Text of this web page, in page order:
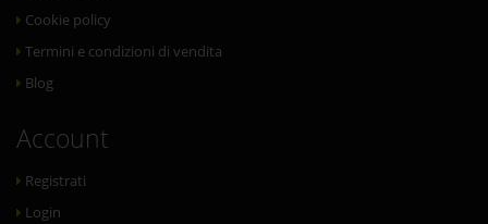
Cookie policy
Termini e condizioni di vendita
Blog
Account
Registrati
Login